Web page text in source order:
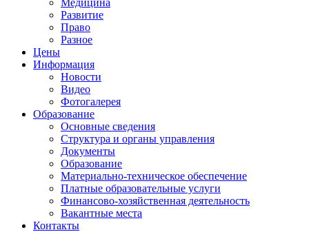
Медицина
Развитие
Право
Разное
Цены
Информация
Новости
Видео
Фотогалерея
Образование
Основные сведения
Структура и органы управления
Документы
Образование
Материально-техническое обеспечение
Платные образовательные услуги
Финансово-хозяйственная деятельность
Вакантные места
Контакты